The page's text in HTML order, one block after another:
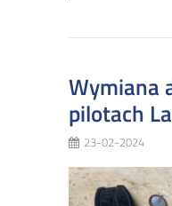
Wymiana
pilotach
23-02-2024